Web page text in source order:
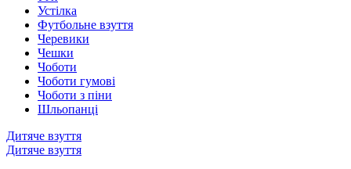
Устілка
Футбольне взуття
Черевики
Чешки
Чоботи
Чоботи гумові
Чоботи з піни
Шльопанці
Дитяче взуття
Дитяче взуття